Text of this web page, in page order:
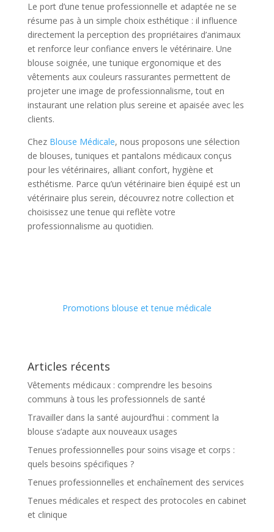
Le port d’une tenue professionnelle et adaptée ne se
résume pas à un simple choix esthétique : il influence
directement la perception des propriétaires d’animaux
et renforce leur confiance envers le vétérinaire. Une
blouse soignée, une tunique ergonomique et des
vêtements aux couleurs rassurantes permettent de
projeter une image de professionnalisme, tout en
instaurant une relation plus sereine et apaisée avec les
clients.
Chez Blouse Médicale, nous proposons une sélection
de blouses, tuniques et pantalons médicaux conçus
pour les vétérinaires, alliant confort, hygiène et
esthétisme. Parce qu’un vétérinaire bien équipé est un
vétérinaire plus serein, découvrez notre collection et
choisissez une tenue qui reflète votre
professionnalisme au quotidien.
Promotions blouse et tenue médicale
Articles récents
Vêtements médicaux : comprendre les besoins
communs à tous les professionnels de santé
Travailler dans la santé aujourd’hui : comment la
blouse s’adapte aux nouveaux usages
Tenues professionnelles pour soins visage et corps :
quels besoins spécifiques ?
Tenues professionnelles et enchaînement des services
Tenues médicales et respect des protocoles en cabinet
et clinique